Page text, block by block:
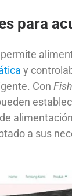
para
y
Con
a sus